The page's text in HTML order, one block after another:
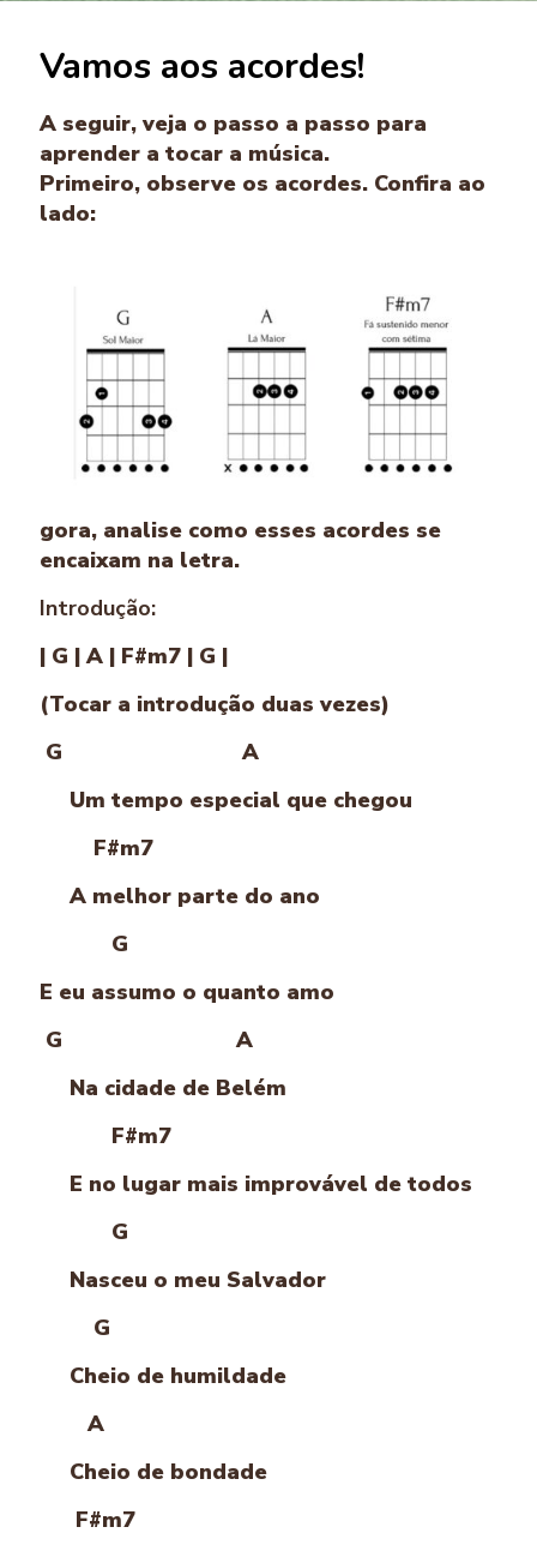
Vamos aos acordes!
A seguir, veja o passo a passo para
aprender a tocar a música.
Primeiro, observe os acordes. Confira ao
lado:
gora, analise como esses acordes se
encaixam na letra.
Introdução:
| G | A | F#m7 | G |
(Tocar a introdução duas vezes)
G A
Um tempo especial que chegou
F#m7
A melhor parte do ano
G
E eu assumo o quanto amo
G A
Na cidade de Belém
F#m7
E no lugar mais improvável de todos
G
Nasceu o meu Salvador
G
Cheio de humildade
A
Cheio de bondade
F#m7